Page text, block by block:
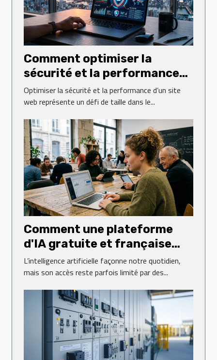
Comment optimiser la
sécurité et la performance
de votre site web ?
Optimiser la sécurité et la performance d’un site
web représente un défi de taille dans le...
Comment une plateforme
d'IA gratuite et française
transforme-t-elle l'accès à la
technologie ?
L’intelligence artificielle façonne notre quotidien,
mais son accès reste parfois limité par des...